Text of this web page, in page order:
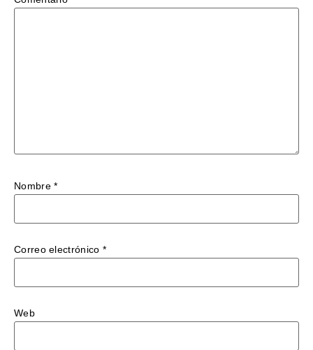
Nombre*
Correo electrónico *
Web